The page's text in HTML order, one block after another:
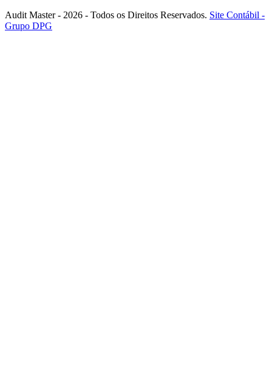
Audit Master - 2026 - Todos os Direitos Reservados. Site Contábil -
Grupo DPG